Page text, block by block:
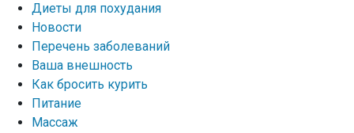
Диеты для похудания
Новости
Перечень заболеваний
Ваша внешность
Как бросить курить
Питание
Массаж